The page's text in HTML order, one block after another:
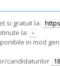
si gratuit la:
la: -
in mod
candidaturilor 18